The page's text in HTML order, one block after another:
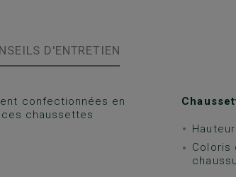
D'ENTRETIEN
confectionnées en
chaussettes
Coloris